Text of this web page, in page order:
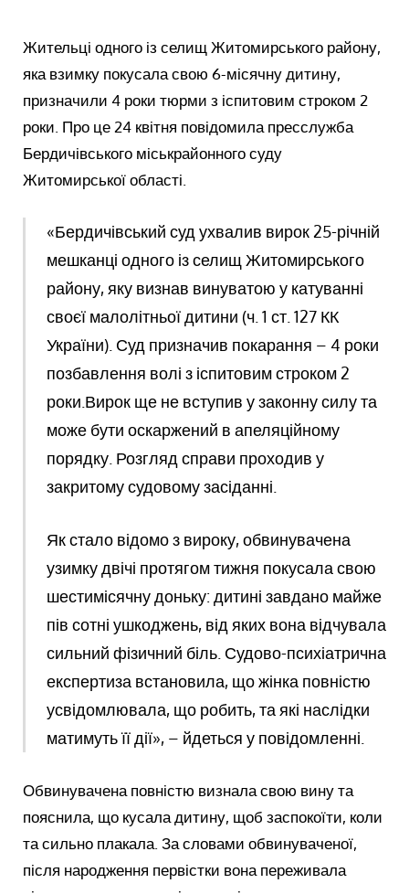
Жительці одного із селищ Житомирського району,
яка взимку покусала свою 6-місячну дитину,
призначили 4 роки тюрми з іспитовим строком 2
роки. Про це 24 квітня повідомила пресслужба
Бердичівського міськрайонного суду
Житомирської області.
«Бердичівський суд ухвалив вирок 25-річній
мешканці одного із селищ Житомирського
району, яку визнав винуватою у катуванні
своєї малолітньої дитини (ч. 1 ст. 127 КК
України). Суд призначив покарання – 4 роки
позбавлення волі з іспитовим строком 2
роки.Вирок ще не вступив у законну силу та
може бути оскаржений в апеляційному
порядку. Розгляд справи проходив у
закритому судовому засіданні.
Як стало відомо з вироку, обвинувачена
узимку двічі протягом тижня покусала свою
шестимісячну доньку: дитині завдано майже
пів сотні ушкоджень, від яких вона відчувала
сильний фізичний біль. Судово-психіатрична
експертиза встановила, що жінка повністю
усвідомлювала, що робить, та які наслідки
матимуть її дії», – йдеться у повідомленні.
Обвинувачена повністю визнала свою вину та
пояснила, що кусала дитину, щоб заспокоїти, коли
та сильно плакала. За словами обвинуваченої,
після народження первістки вона переживала